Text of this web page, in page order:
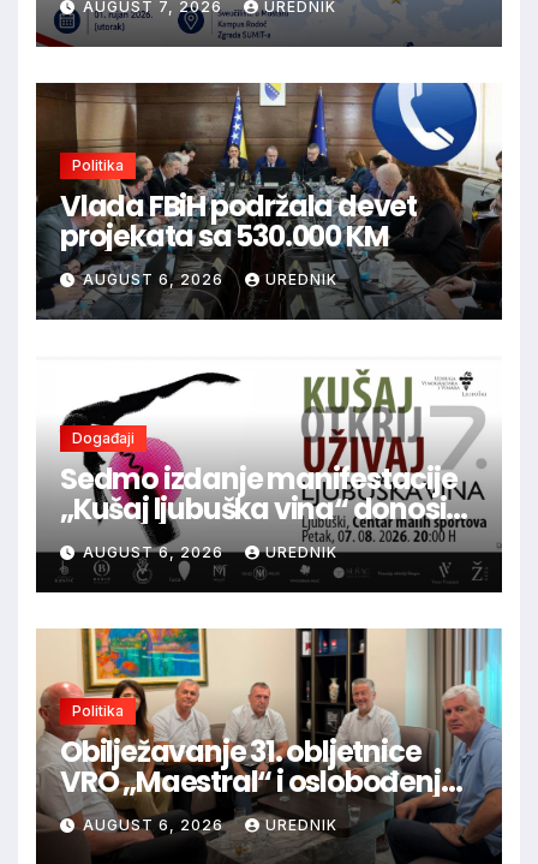
politika i financijske
perspektive 2028.–2034.
AUGUST 7, 2026 UREDNIK
Politika
Vlada FBiH podržala devet
projekata sa 530.000 KM
AUGUST 6, 2026 UREDNIK
Događaji
Sedmo izdanje manifestacije
„Kušaj ljubuška vina“ donosi
vrhunska vina, gastronomiju i
glazbu
AUGUST 6, 2026 UREDNIK
Politika
Obilježavanje 31. obljetnice
VRO „Maestral“ i oslobođenja
Jajca uz pokroviteljstvo HNS-a
BiHAUGUST 6, 2026 UREDNIK